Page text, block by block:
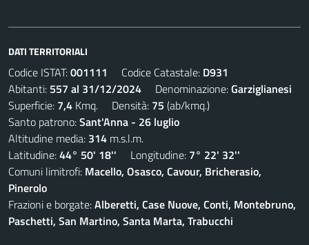
DATI TERRITORIALI
Codice ISTAT:001111 Codice Catastale: D931
Abitanti: 557 al 31/12/2024 Denominazione:Garziglianesi
Superficie: 7,4 Kmq. Densità: 75 (ab/kmq.)
Santo patrono:Sant'Anna - 26 luglio
Altitudine media: 314 m.s.l.m.
Latitudine:44° 50' 18'' Longitudine: 7° 22' 32''
Comuni limitrofi: Macello, Osasco, Cavour, Bricherasio,
Pinerolo
Frazioni e borgate:Alberetti, Case Nuove, Conti, Montebruno,
Paschetti, San Martino, Santa Marta, Trabucchi